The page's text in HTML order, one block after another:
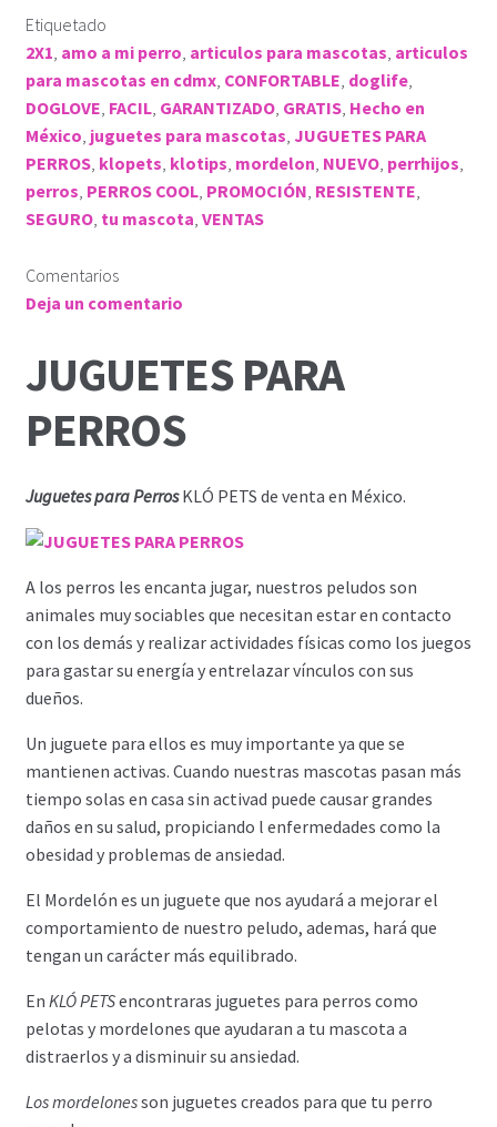
Etiquetado
2X1, amo a mi perro, articulos para mascotas, articulos
para mascotas en cdmx, CONFORTABLE, doglife,
DOGLOVE, FACIL, GARANTIZADO, GRATIS, Hecho en
México, juguetes para mascotas, JUGUETES PARA
PERROS, klopets, klotips, mordelon, NUEVO, perrhijos,
perros, PERROS COOL, PROMOCIÓN, RESISTENTE,
SEGURO, tu mascota, VENTAS
Comentarios
Deja un comentario
JUGUETES PARA
PERROS
Juguetes para PerrosKLÓ PETS de venta en México.
A los perros les encanta jugar, nuestros peludos son
animales muy sociables que necesitan estar en contacto
con los demás y realizar actividades físicas como los juegos
para gastar su energía y entrelazar vínculos con sus
dueños.
Un juguete para ellos es muy importante ya que se
mantienen activas. Cuando nuestras mascotas pasan más
tiempo solas en casa sin activad puede causar grandes
daños en su salud, propiciando l enfermedades como la
obesidad y problemas de ansiedad.
El Mordelón es un juguete que nos ayudará a mejorar el
comportamiento de nuestro peludo, ademas, hará que
tengan un carácter más equilibrado.
En KLÓ PETSencontraras juguetes para perros como
pelotas y mordelones que ayudaran a tu mascota a
distraerlos y a disminuir su ansiedad.
Los mordelonesson juguetes creados para que tu perro